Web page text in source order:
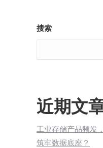
搜索
近期文
工业存储产品频发
筑牢数据底座？